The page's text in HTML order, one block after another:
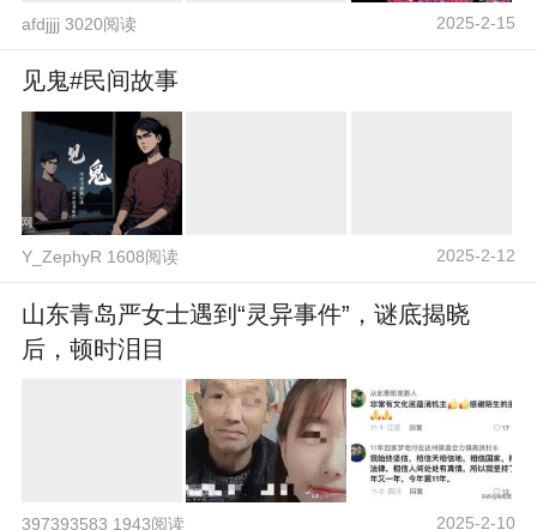
afdjjjj 3020阅读 2025-2-15
见鬼#民间故事
Y_ZephyR 1608阅读 2025-2-12
山东青岛严女士遇到“灵异事件”，谜底揭晓
后，顿时泪目
397393583 1943阅读 2025-2-10